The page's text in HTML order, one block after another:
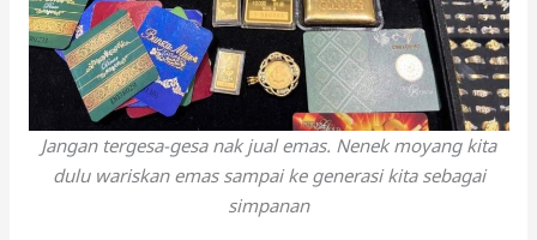
Jangan tergesa-gesa nak jual emas. Nenek moyang kita
dulu wariskan emas sampai ke generasi kita sebagai
simpanan
Jika kita beli emas hari ini dan berfikir untuk menjualnya
dalam masa terdekat, kita mungkin akan kecewa sebab
tak dapat pulangan yang diharapkan.